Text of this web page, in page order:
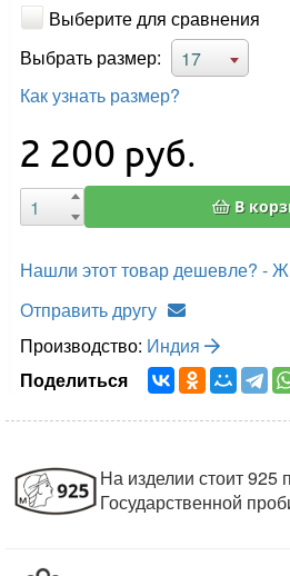
Выберите для сравнения
Выбрать размер:
17
Как узнать размер?
2 200 руб.
В
Нашли этот товар дешевле? -
Отправить другу
Производство: Индия
Поделиться
На изделии стоит 925
Государственной